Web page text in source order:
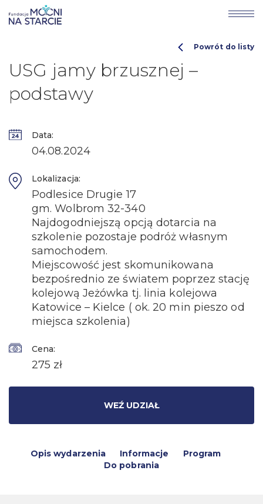
USG jamy brzusznej –
podstawy
Powrót do listy
Data:
04.08.2024
Lokalizacja:
Podlesice Drugie 17
gm. Wolbrom 32-340
Najdogodniejszą opcją dotarcia na
szkolenie pozostaje podróż własnym
samochodem.
Miejscowość jest skomunikowana
bezpośrednio ze światem poprzez stację
kolejową Jeżówka tj. linia kolejowa
Katowice – Kielce ( ok. 20 min pieszo od
miejsca szkolenia)
Cena:
275 zł
WEŹ UDZIAŁ
Opis wydarzenia Informacje
Program
Do pobrania